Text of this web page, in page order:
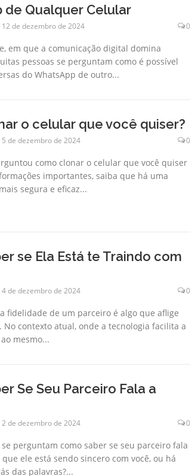
de Qualquer Celular
12 de dezembro de 2024 0
em que a comunicação digital domina
pessoas se perguntam como é possível
do WhatsApp de outro...
o celular que você quiser?
5 de dezembro de 2024 0
como clonar o celular que você quiser
importantes, saiba que há uma
segura e eficaz...
se Ela Está te Traindo com
4 de dezembro de 2024 0
fidelidade de um parceiro é algo que aflige
No contexto atual, onde a tecnologia facilita a
mesmo...
Se Seu Parceiro Fala a
2 de dezembro de 2024 0
perguntam como saber se seu parceiro fala
ele está sendo sincero com você, ou há
das palavras?...